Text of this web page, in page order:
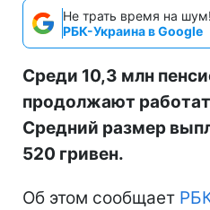
Не трать время на
РБК-Украина в Google
Среди 10,3 млн
продолжают
Средний размер
520 гривен.
Об этом сообщает